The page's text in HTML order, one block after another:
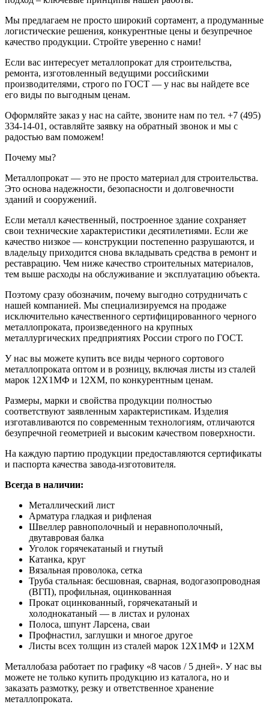
Мы предлагаем не просто широкий сортамент, а продуманные
логистические решения, конкурентные цены и безупречное
качество продукции. Стройте уверенно с нами!
Если вас интересует металлопрокат для строительства,
ремонта, изготовленный ведущими российскими
производителями, строго по ГОСТ — у нас вы найдете все
его виды по выгодным ценам.
Оформляйте заказ у нас на сайте, звоните нам по тел. +7 (495)
334-14-01, оставляйте заявку на обратный звонок и мы с
радостью вам поможем!
Почему мы?
Металлопрокат — это не просто материал для строительства.
Это основа надежности, безопасности и долговечности
зданий и сооружений.
Если металл качественный, построенное здание сохраняет
свои технические характеристики десятилетиями. Если же
качество низкое — конструкции постепенно разрушаются, и
владельцу приходится снова вкладывать средства в ремонт и
реставрацию. Чем ниже качество строительных материалов,
тем выше расходы на обслуживание и эксплуатацию объекта.
Поэтому сразу обозначим, почему выгодно сотрудничать с
нашей компанией. Мы специализируемся на продаже
исключительно качественного сертифицированного черного
металлопроката, произведенного на крупных
металлургических предприятиях России строго по ГОСТ.
У нас вы можете купить все виды черного сортового
металлопроката оптом и в розницу, включая листы из сталей
марок 12Х1МФ и 12ХМ, по конкурентным ценам.
Размеры, марки и свойства продукции полностью
соответствуют заявленным характеристикам. Изделия
изготавливаются по современным технологиям, отличаются
безупречной геометрией и высоким качеством поверхности.
На каждую партию продукции предоставляются сертификаты
и паспорта качества завода-изготовителя.
Всегда в наличии:
Металлический лист
Арматура гладкая и рифленая
Швеллер равнополочный и неравнополочный,
двутавровая балка
Уголок горячекатаный и гнутый
Катанка, круг
Вязальная проволока, сетка
Труба стальная: бесшовная, сварная, водогазопроводная
(ВГП), профильная, оцинкованная
Прокат оцинкованный, горячекатаный и
холоднокатаный — в листах и рулонах
Полоса, шпунт Ларсена, сваи
Профнастил, заглушки и многое другое
Листы всех толщин из сталей марок 12Х1МФ и 12ХМ
Металлобаза работает по графику «8 часов / 5 дней». У нас вы
можете не только купить продукцию из каталога, но и
заказать размотку, резку и ответственное хранение
металлопроката.